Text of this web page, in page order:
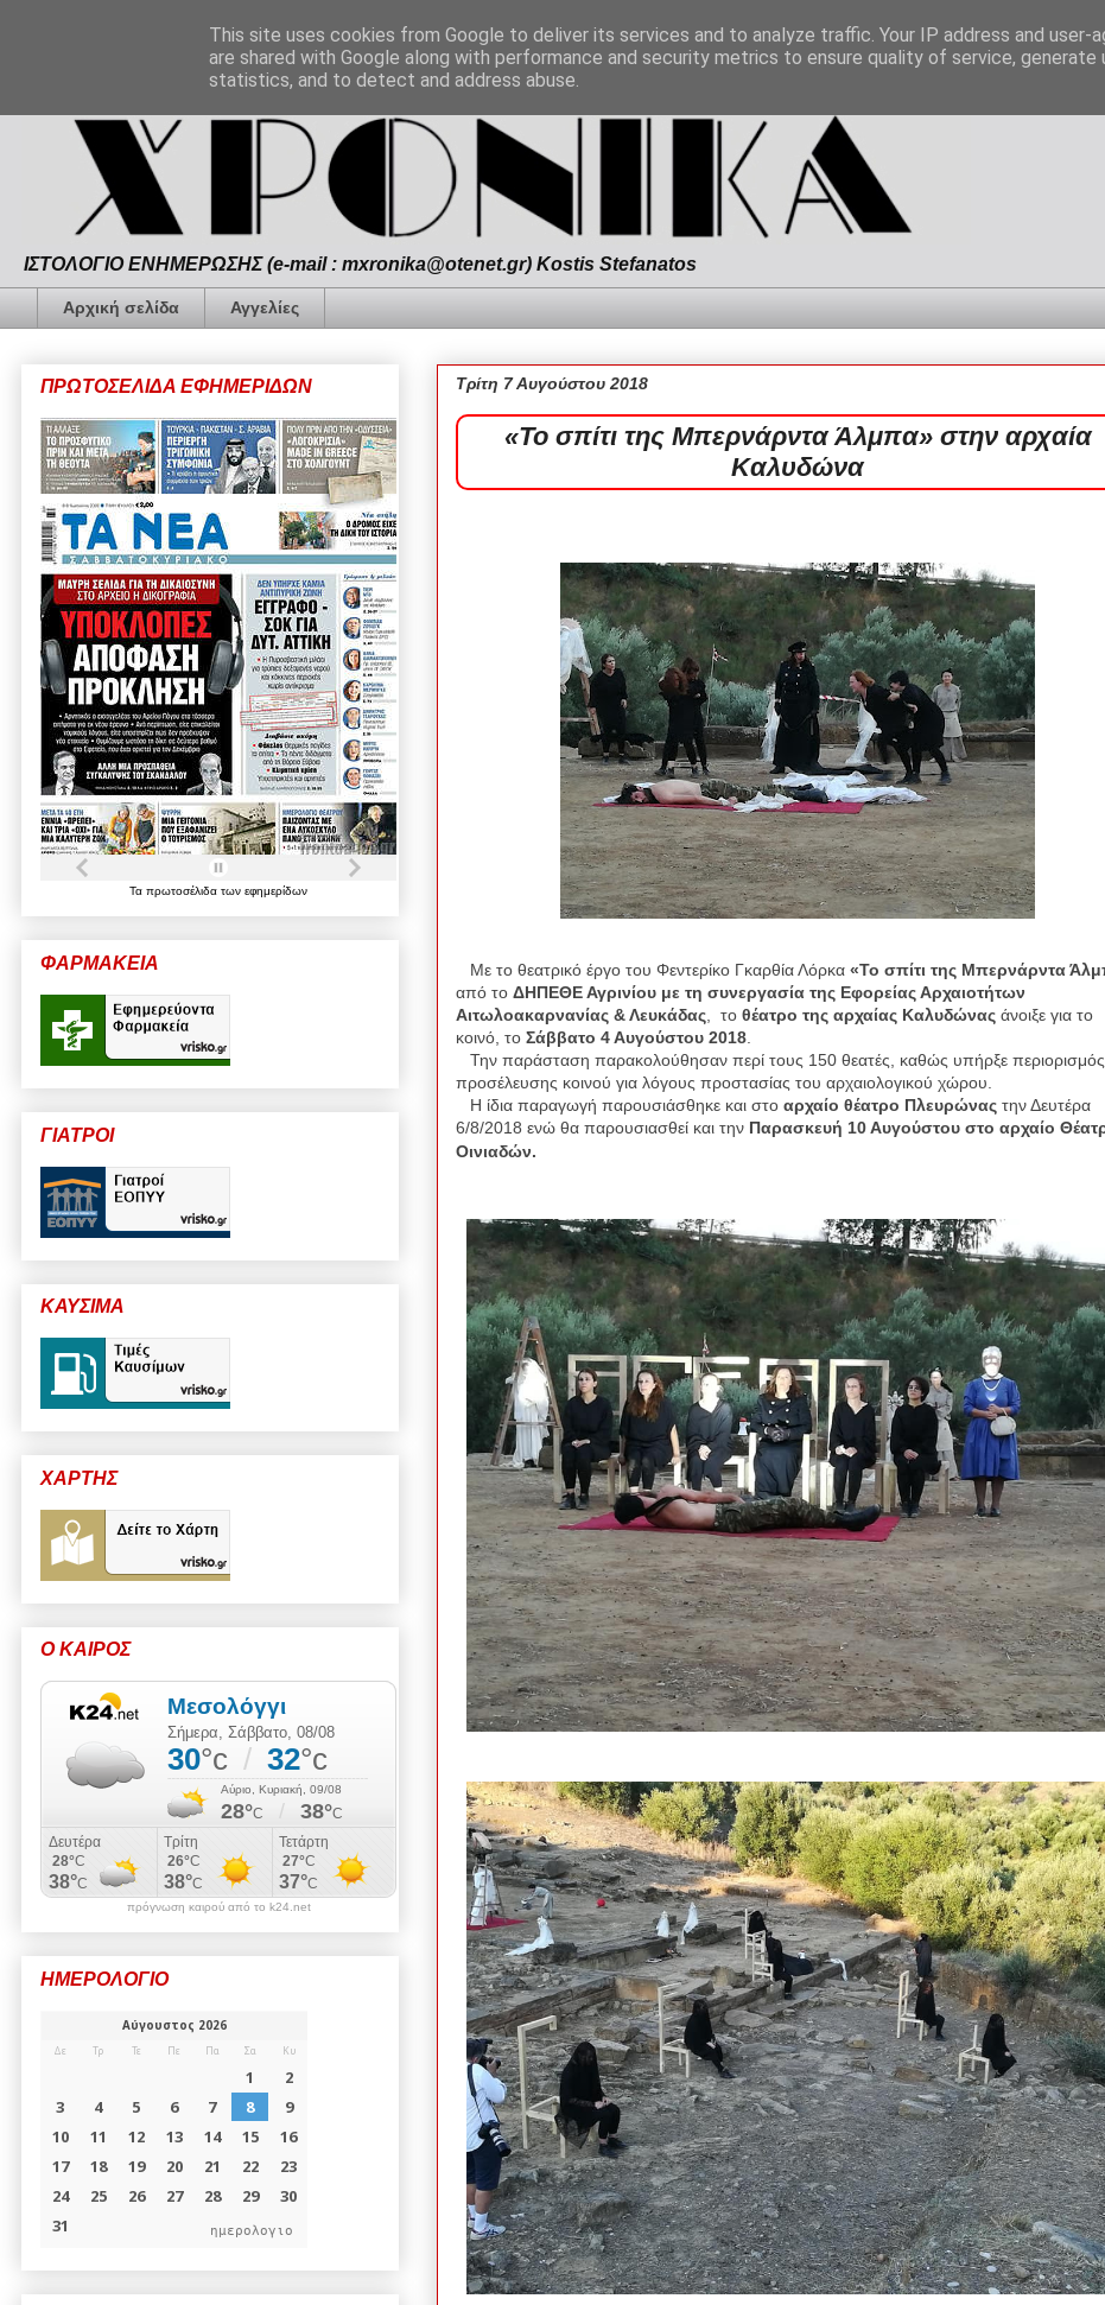
ΙΣΤΟΛΟΓΙΟ ΕΝΗΜΕΡΩΣΗΣ (e-mail : mxronika@otenet.gr) Kostis Stefanatos
Αρχική σελίδα Αγγελίες
Τρίτη 7 Αυγούστου 2018
«Το σπίτι της Μπερνάρντα Άλμπα» στην αρχαία
Καλυδώνα
Με το θεατρικό έργο του Φεντερίκο Γκαρθία Λόρκα «Το σπίτι της Μπερνάρντα
από το ΔΗΠΕΘΕ Αγρινίου με τη συνεργασία της Εφορείας Αρχαιοτήτων
Αιτωλοακαρνανίας & Λευκάδας , το θέατρο της αρχαίας Καλυδώνας άνοιξε για το
κοινό, το Σάββατο 4 Αυγούστου 2018
Την παράσταση παρακολούθησαν περί τους 150 θεατές, καθώς υπήρξε περιορισμός
προσέλευσης κοινού για λόγους προστασίας του αρχαιολογικού χώρου.
Η ίδια παραγωγή παρουσιάσθηκε και στο αρχαίο θέατρο Πλευρώνας την Δευτέρα
6/8/2018 ενώ θα παρουσιασθεί και την Παρασκευή 10 Αυγούστου στο αρχαίο
Οινιαδών.
ΠΡΩΤΟΣΕΛΙΔΑ ΕΦΗΜΕΡΙΔΩΝ
Τα πρωτοσέλιδα των εφημερίδων
ΦΑΡΜΑΚΕΙΑ
ΓΙΑΤΡΟΙ
ΚΑΥΣΙΜΑ
ΧΑΡΤΗΣ
Ο ΚΑΙΡΟΣ
πρόγνωση καιρού από το k24.net
ΗΜΕΡΟΛΟΓΙΟ
ημερολογιο
This site uses cookies from Google to deliver its services and to analyze traffic. Your IP address and user-
are shared with Google along with performance and security metrics to ensure quality of service, generate
statistics, and to detect and address abuse.